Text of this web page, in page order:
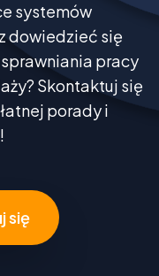
systemów
dowiedzieć się
pracy
Skontaktuj się
porady i
się